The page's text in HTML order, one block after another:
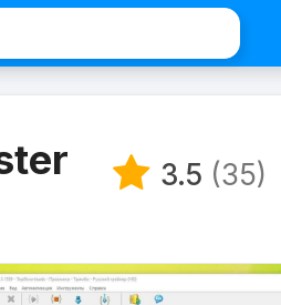
3.5 (35)